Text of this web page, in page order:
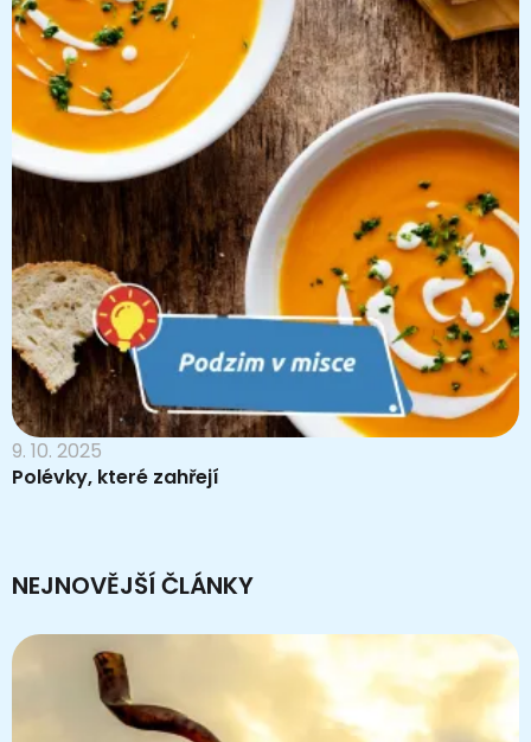
9. 10. 2025
Polévky, které zahřejí
NEJNOVĚJŠÍ ČLÁNKY